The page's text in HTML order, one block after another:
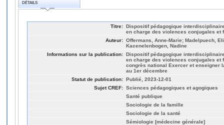
DÉTAILS
Titre: Dispositif pédagogique
en charge des violences conjugales et
Auteur: Offermans, Anne-Marie; Madelpuech,
Kacenelenbogen, Nadine
Informations sur la publication: Dispositif pédagogique
en charge des violences conjugales et
congrès national Exercer et enseigner
au 1er décembre
Statut de publication: Publié, 2023-12-01
Sujet CREF: Sciences pédagogiques et agogiques
Santé publique
Sociologie de la famille
Sociologie de la santé
Sémiologie [médecine générale]